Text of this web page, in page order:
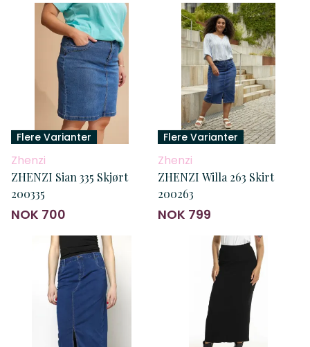
Flere Varianter
Zhenzi
ZHENZI Sian 335 Skjørt
200335
NOK 700
Flere Varianter
Zhenzi
ZHENZI Willa 263 Skirt
200263
NOK 799